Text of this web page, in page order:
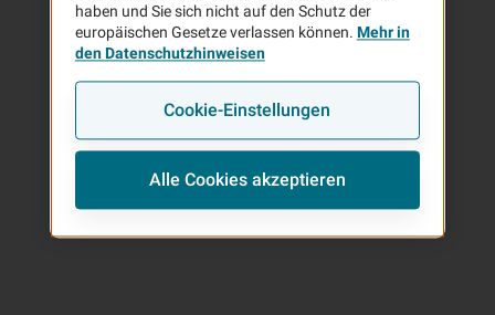
0 Ergebnisse in
Zurück zu den Ergebnissen
E-Mail schreiben
Route berechnen
haben und Sie sich nicht auf den Schutz der
europäischen Gesetze verlassen können. Mehr in
den Datenschutzhinweisen
Cookie-Einstellungen
Alle Cookies akzeptieren